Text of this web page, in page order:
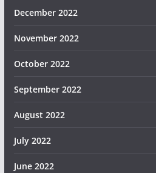
December 2022
November 2022
October 2022
September 2022
August 2022
July 2022
June 2022